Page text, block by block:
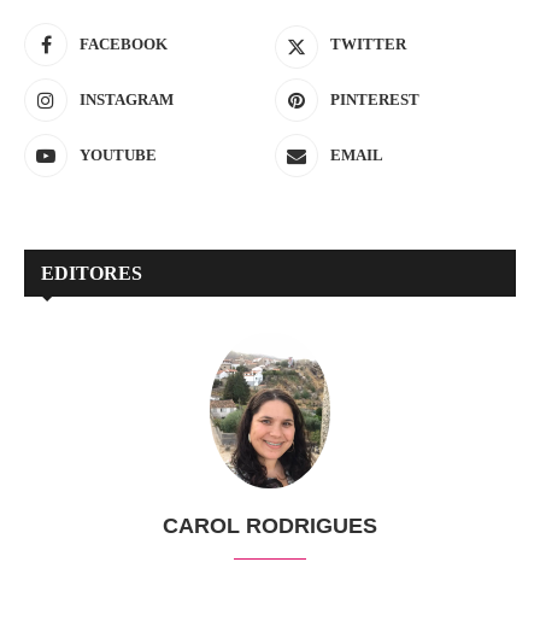
FACEBOOK TWITTER
INSTAGRAM PINTEREST
YOUTUBE EMAIL
EDITORES
CAROL RODRIGUES